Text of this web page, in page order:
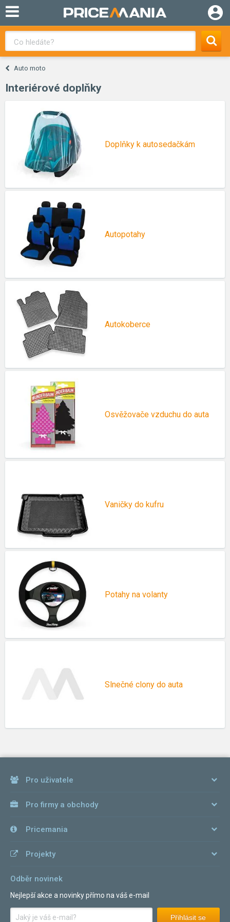
Auto moto
Interiérové doplňky
Doplňky k autosedačkám
Autopotahy
Autokoberce
Osvěžovače vzduchu do auta
Vaničky do kufru
Potahy na volanty
Slnečné clony do auta
Pro uživatele
Pro firmy a obchody
Pricemania
Projekty
Odběr novinek
Nejlepší akce a novinky přímo na váš e-mail
Přihlásit se